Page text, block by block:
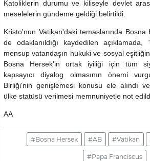
Katoliklerin durumu ve kiliseyle devlet
meselelerin gündeme geldiği belirtildi.
Kristo'nun Vatikan'daki temaslarında
de odaklanıldığı kaydedilen
mensup vatandaşın hukuki ve sosyal
Bosna Hersek'in ortak iyiliği için tüm
kapsayıcı diyalog olmasının önemi
Birliği'nin genişlemesi konusu ele alındı
ülke statüsü verilmesi memnuniyetle not
AA
#Bosna Hersek #AB #Vatikan
#Papa Franciscus